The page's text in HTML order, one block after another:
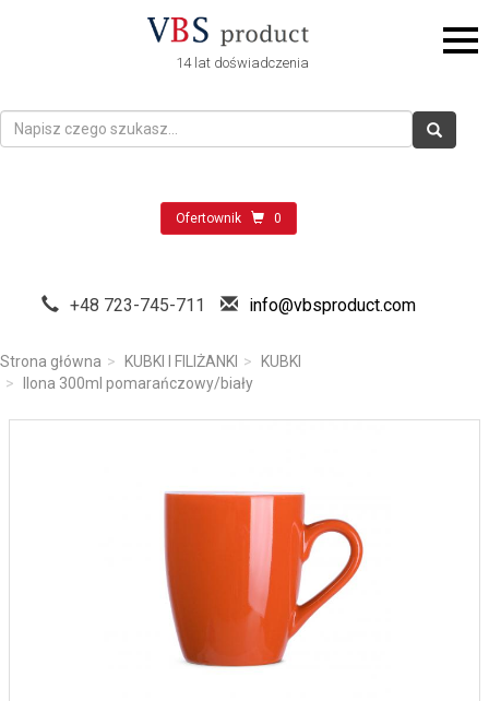
14 lat doświadczenia
Ofertownik 0
+48 723-745-711 info@vbsproduct.com
Strona główna KUBKI I FILIŻANKI
KUBKI
Ilona 300ml pomarańczowy/biały